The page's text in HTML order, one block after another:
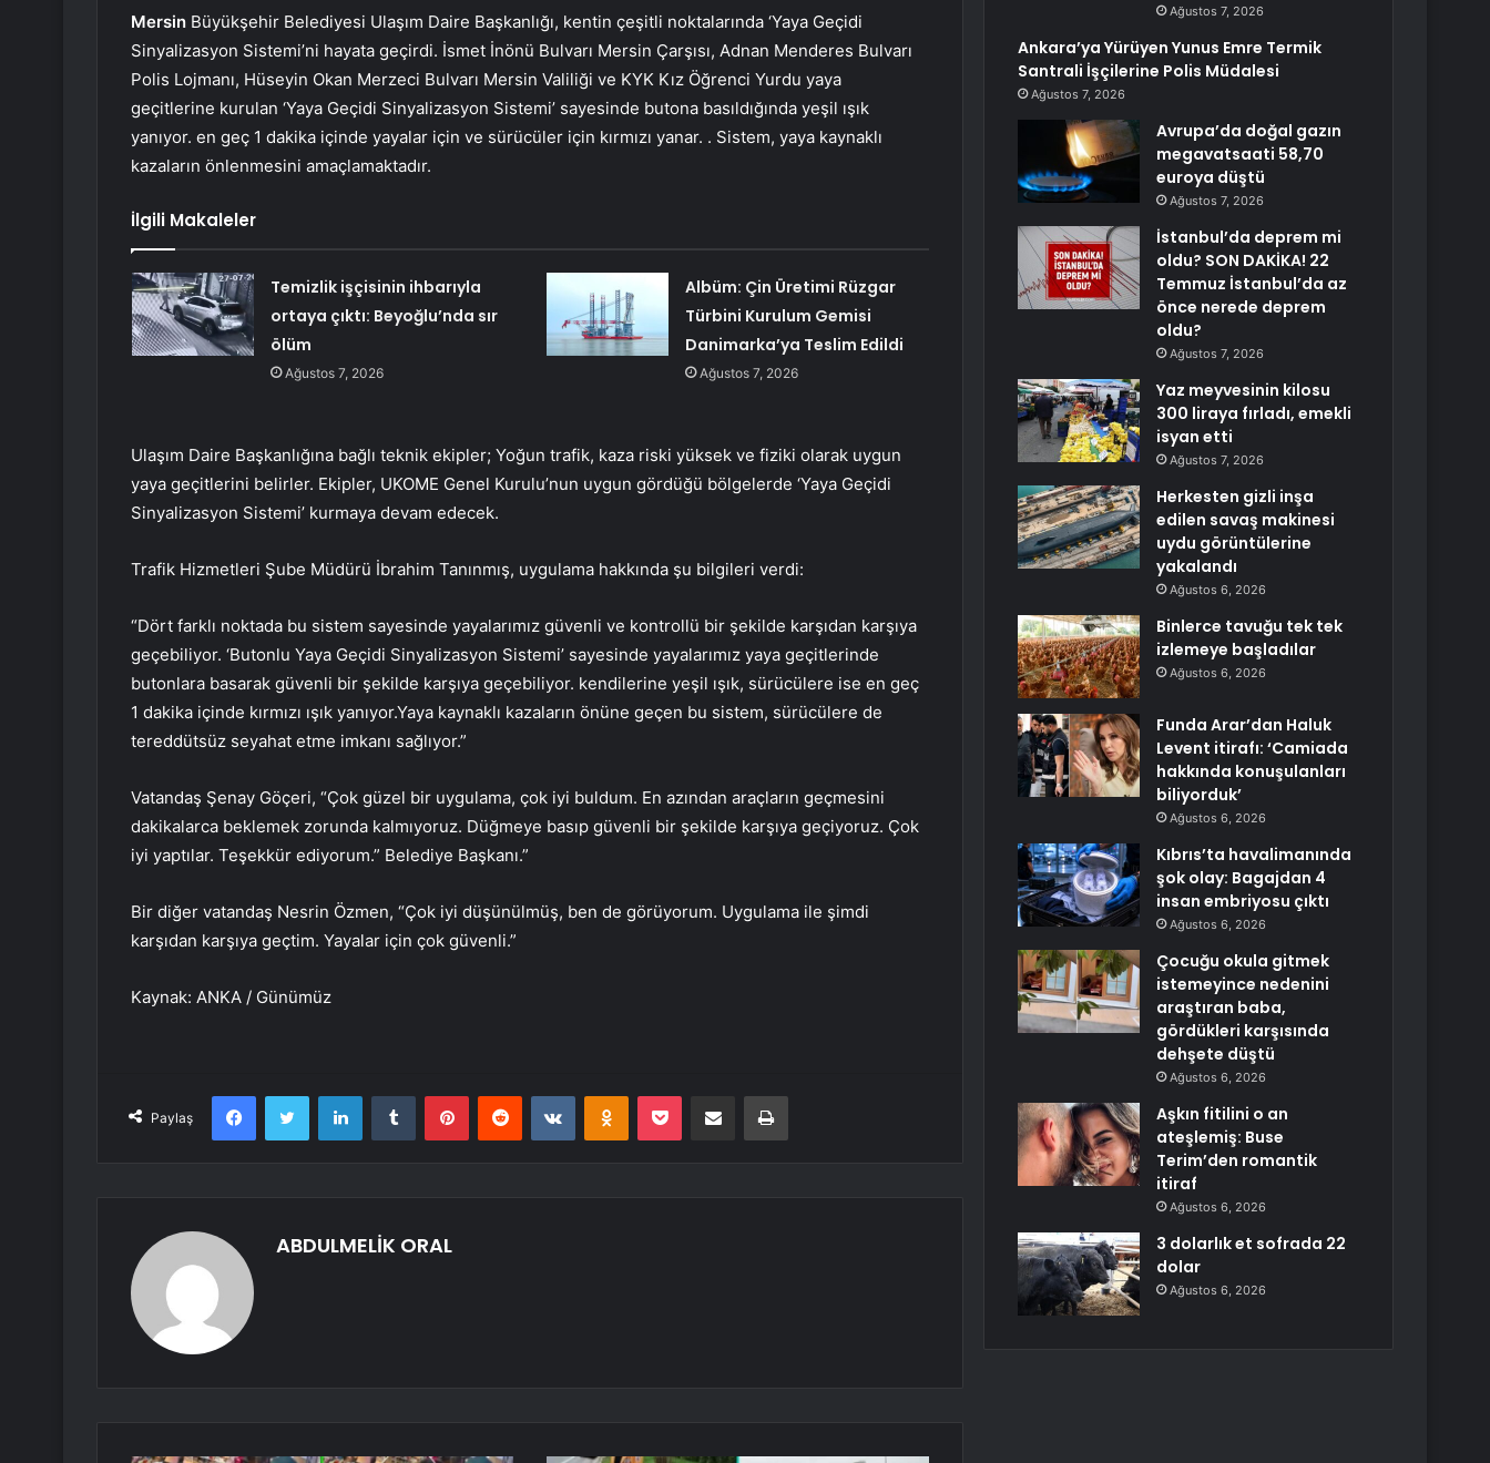
Mersin Büyükşehir Belediyesi Ulaşım Daire Başkanlığı, kentin çeşitli noktalarında ‘Yaya Geçidi
Sinyalizasyon Sistemi’ni hayata geçirdi. İsmet İnönü Bulvarı Mersin Çarşısı, Adnan Menderes Bulvarı
Polis Lojmanı, Hüseyin Okan Merzeci Bulvarı Mersin Valiliği ve KYK Kız Öğrenci Yurdu yaya
geçitlerine kurulan ‘Yaya Geçidi Sinyalizasyon Sistemi’ sayesinde butona basıldığında yeşil ışık
yanıyor. en geç 1 dakika içinde yayalar için ve sürücüler için kırmızı yanar. . Sistem, yaya kaynaklı
kazaların önlenmesini amaçlamaktadır.
İlgili Makaleler
Temizlik işçisinin ihbarıyla
ortaya çıktı: Beyoğlu’nda sır
ölüm
Ağustos 7, 2026
Albüm: Çin Üretimi Rüzgar
Türbini Kurulum Gemisi
Danimarka’ya Teslim Edildi
Ağustos 7, 2026
Ulaşım Daire Başkanlığına bağlı teknik ekipler; Yoğun trafik, kaza riski yüksek ve fiziki olarak uygun
yaya geçitlerini belirler. Ekipler, UKOME Genel Kurulu’nun uygun gördüğü bölgelerde ‘Yaya Geçidi
Sinyalizasyon Sistemi’ kurmaya devam edecek.
Trafik Hizmetleri Şube Müdürü İbrahim Tanınmış, uygulama hakkında şu bilgileri verdi:
“Dört farklı noktada bu sistem sayesinde yayalarımız güvenli ve kontrollü bir şekilde karşıdan karşıya
geçebiliyor. ‘Butonlu Yaya Geçidi Sinyalizasyon Sistemi’ sayesinde yayalarımız yaya geçitlerinde
butonlara basarak güvenli bir şekilde karşıya geçebiliyor. kendilerine yeşil ışık, sürücülere ise en geç
1 dakika içinde kırmızı ışık yanıyor.Yaya kaynaklı kazaların önüne geçen bu sistem, sürücülere de
tereddütsüz seyahat etme imkanı sağlıyor.”
Vatandaş Şenay Göçeri, “Çok güzel bir uygulama, çok iyi buldum. En azından araçların geçmesini
dakikalarca beklemek zorunda kalmıyoruz. Düğmeye basıp güvenli bir şekilde karşıya geçiyoruz. Çok
iyi yaptılar. Teşekkür ediyorum.” Belediye Başkanı.”
Bir diğer vatandaş Nesrin Özmen, “Çok iyi düşünülmüş, ben de görüyorum. Uygulama ile şimdi
karşıdan karşıya geçtim. Yayalar için çok güvenli.”
Kaynak: ANKA / Günümüz
Paylaş
FacebookTwitter LinkedInTumblr PinterestReddit VKontakteOdnoklassniki
Pocket E-Posta ile paylaş Yazdır
ABDULMELİK ORAL
Ağustos 7, 2026
Ankara’ya Yürüyen Yunus Emre Termik
Santrali İşçilerine Polis Müdalesi
Ağustos 7, 2026
Avrupa’da doğal gazın
megavatsaati 58,70
euroya düştü
Ağustos 7, 2026
İstanbul’da deprem mi
oldu? SON DAKİKA! 22
Temmuz İstanbul’da az
önce nerede deprem
oldu?
Ağustos 7, 2026
Yaz meyvesinin kilosu
300 liraya fırladı, emekli
isyan etti
Ağustos 7, 2026
Herkesten gizli inşa
edilen savaş makinesi
uydu görüntülerine
yakalandı
Ağustos 6, 2026
Binlerce tavuğu tek tek
izlemeye başladılar
Ağustos 6, 2026
Funda Arar’dan Haluk
Levent itirafı: ‘Camiada
hakkında konuşulanları
biliyorduk’
Ağustos 6, 2026
Kıbrıs’ta havalimanında
şok olay: Bagajdan 4
insan embriyosu çıktı
Ağustos 6, 2026
Çocuğu okula gitmek
istemeyince nedenini
araştıran baba,
gördükleri karşısında
dehşete düştü
Ağustos 6, 2026
Aşkın fitilini o an
ateşlemiş: Buse
Terim’den romantik
itiraf
Ağustos 6, 2026
3 dolarlık et sofrada 22
dolar
Ağustos 6, 2026